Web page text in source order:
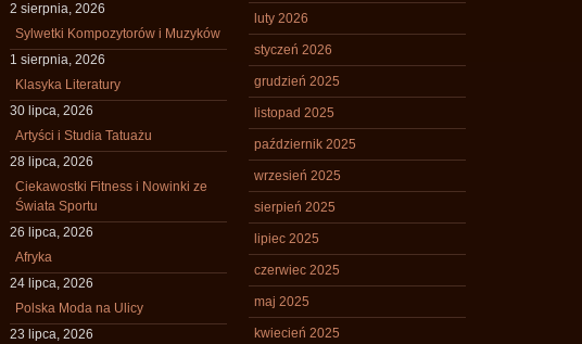
2 sierpnia, 2026
Sylwetki Kompozytorów i Muzyków
1 sierpnia, 2026
Klasyka Literatury
30 lipca, 2026
Artyści i Studia Tatuażu
28 lipca, 2026
Ciekawostki Fitness i Nowinki ze
Świata Sportu
26 lipca, 2026
Afryka
24 lipca, 2026
Polska Moda na Ulicy
23 lipca, 2026
luty 2026
styczeń 2026
grudzień 2025
listopad 2025
październik 2025
wrzesień 2025
sierpień 2025
lipiec 2025
czerwiec 2025
maj 2025
kwiecień 2025